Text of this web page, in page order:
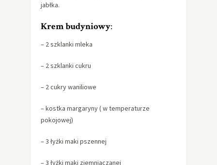
jabłka.
Krem budyniowy:
– 2 szklanki mleka
– 2 szklanki cukru
– 2 cukry waniliowe
– kostka margaryny ( w temperaturze
pokojowej)
– 3 łyżki maki pszennej
– 3 łyżki mąki ziemniaczanej